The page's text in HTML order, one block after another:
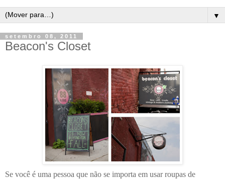
▼
setembro 08, 2011
Beacon's Closet
Se você é uma pessoa que não se importa em usar roupas de